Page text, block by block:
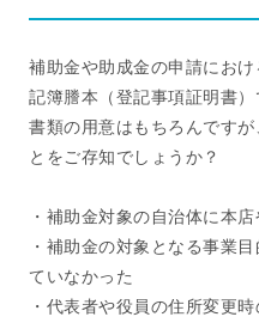
補助金や助成金の申請にお
記簿謄本（登記事項証明書）
書類の用意はもちろんです
とをご存知でしょうか？
・補助金対象の自治体に本
・補助金の対象となる事業
ていなかった
・代表者や役員の住所変更